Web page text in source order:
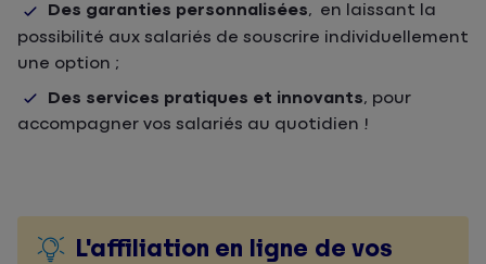
Des garanties personnalisées, en laissant la
possibilité aux salariés de souscrire individuellement
une option ;
Des services pratiques et innovants, pour
accompagner vos salariés au quotidien !
L'affiliation en ligne de vos